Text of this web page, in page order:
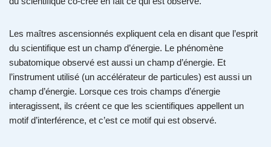
Les maîtres ascensionnés expliquent cela en disant que l’esprit
du scientifique est un champ d’énergie. Le phénomène
subatomique observé est aussi un champ d’énergie. Et
l’instrument utilisé (un accélérateur de particules) est aussi un
champ d’énergie. Lorsque ces trois champs d’énergie
interagissent, ils créent ce que les scientifiques appellent un
motif d’interférence, et c’est ce motif qui est observé.